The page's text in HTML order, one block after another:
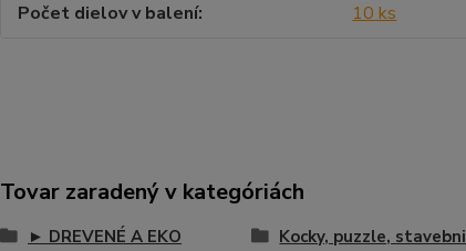
Počet dielov v balení
10 ks
Tovar zaradený v kategóriách
► DREVENÉ A EKO
Kocky, puzzle,